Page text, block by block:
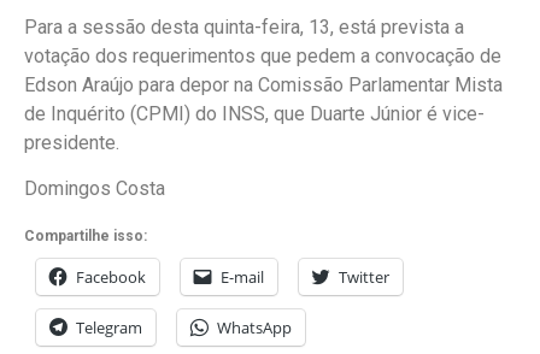
Para a sessão desta quinta-feira, 13, está prevista a
votação dos requerimentos que pedem a convocação de
Edson Araújo para depor na Comissão Parlamentar Mista
de Inquérito (CPMI) do INSS, que Duarte Júnior é vice-
presidente.
Domingos Costa
Compartilhe isso:
Facebook E-mail Twitter
Telegram WhatsApp